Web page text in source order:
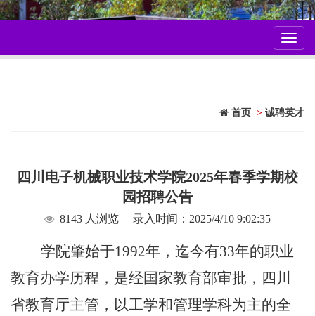
首页 > 诚聘英才
四川电子机械职业技术学院2025年春季学期校
园招聘公告
8143 人浏览 录入时间：2025/4/10 9:02:35
学院肇始于1992年，迄今有33年的职业
教育办学历程，是经国家教育部审批，四川
省教育厅主管，以工学和管理学科为主的全